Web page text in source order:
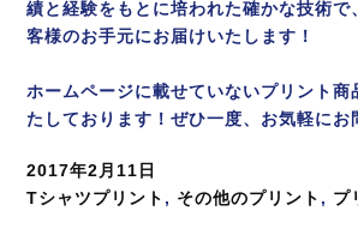
績と経験をもとに培われた確かな技術で
客様のお手元にお届けいたします！
ホームページに載せていないプリント商
たしております！ぜひ一度、お気軽にお
投
稿
2017年2月11日
カ
Tシャツプリント , その他のプリント , プ